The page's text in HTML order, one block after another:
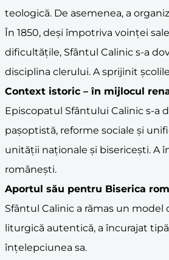
teologică. De asemenea, a
În 1850, deși împotriva voinței
dificultățile, Sfântul Calinic s-a
disciplina clerului. A sprijinit
Context istoric – în mijlocul
Episcopatul Sfântului Calinic s-a
pașoptistă, reforme sociale și
unității naționale și bisericești. A
românești.
Aportul său pentru Biserica
Sfântul Calinic a rămas un
liturgică autentică, a încurajat
înțelepciunea sa.